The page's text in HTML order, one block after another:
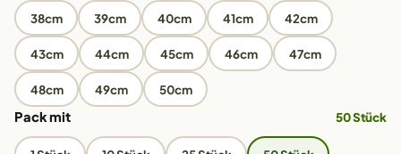
38cm 39cm 40cm 41cm 42cm
43cm 44cm 45cm 46cm 47cm
48cm 49cm 50cm
Pack mit 50 Stück